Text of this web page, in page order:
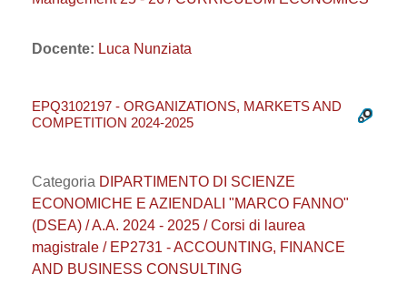
Docente: Luca Nunziata
EPQ3102197 - ORGANIZATIONS, MARKETS AND
COMPETITION 2024-2025
Categoria DIPARTIMENTO DI SCIENZE
ECONOMICHE E AZIENDALI "MARCO FANNO"
(DSEA) / A.A. 2024 - 2025 / Corsi di laurea
magistrale / EP2731 - ACCOUNTING, FINANCE
AND BUSINESS CONSULTING